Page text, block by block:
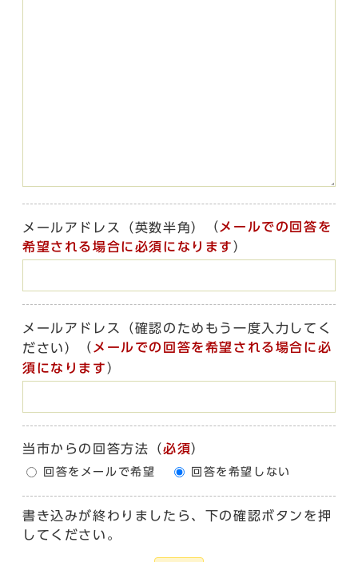
メールアドレス（英数半角） （ メールでの回答を
希望される場合に必須になります ）
メールアドレス（確認のためもう一度入力してく
ださい）
（ メールでの回答を希望される場合に必
須になります ）
当市からの回答方法 （必須）
回答をメールで希望 回答を希望しない
書き込みが終わりましたら、下の確認ボタンを押
してください。